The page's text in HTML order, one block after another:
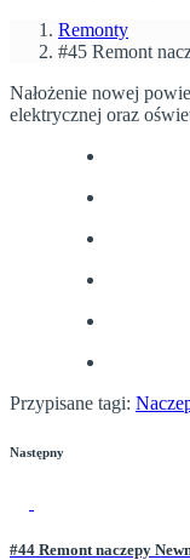
Remonty
#45 Remont
Nałożenie nowej
elektrycznej oraz
Przypisane tagi:
Następny
#44 Remont naczepy